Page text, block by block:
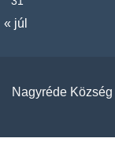
« júl
Nagyréde